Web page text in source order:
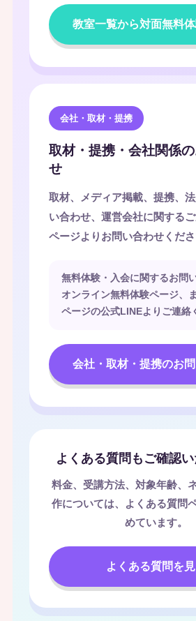
教室一覧から対面無料
会社・取材・提携
取材・提携・会社関係
せ
取材、メディア掲載、提携、
い合わせ、運営会社に関する
ページよりお問い合わせくださ
無料体験・入会に関するお問
オンライン無料体験ページ、
ページの公式LINEよりご連絡
会社・取材・提携のお
よくある質問もご確認
料金、受講方法、対象年齢、
作については、よくある質問
めています。
よくある質問を